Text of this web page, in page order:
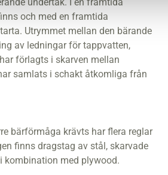
och med en framtida
Utrymmet mellan den bärande
av ledningar för tappvatten,
förlagts i skarven mellan
samlats i schakt åtkomliga från
bärförmåga krävts har flera reglar
finns dragstag av stål, skarvade
kombination med plywood.